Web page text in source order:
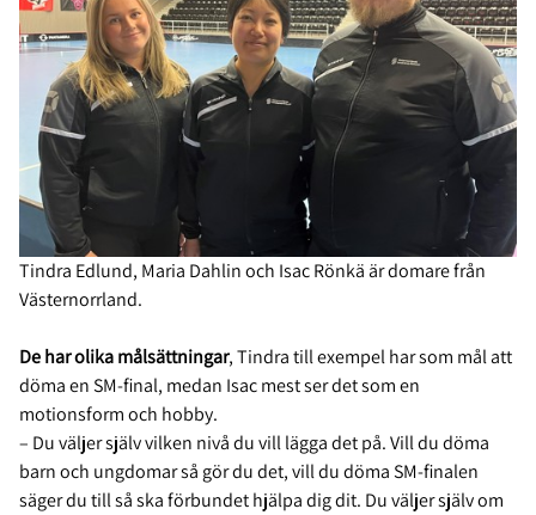
Tindra Edlund, Maria Dahlin och Isac Rönkä är domare från
Västernorrland.
De har olika målsättningar, Tindra till exempel har som mål att
döma en SM-final, medan Isac mest ser det som en
motionsform och hobby.
– Du väljer själv vilken nivå du vill lägga det på. Vill du döma
barn och ungdomar så gör du det, vill du döma SM-finalen
säger du till så ska förbundet hjälpa dig dit. Du väljer själv om